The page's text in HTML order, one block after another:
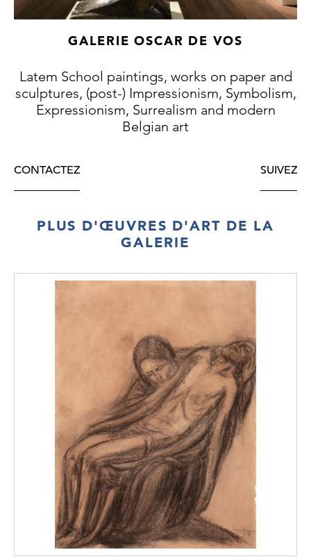
Steurs Fundatie, National Museums &
Galleries of Wales, 2002), no. 88, p. 191 (vgl.
werk uit 1918, Gent, MSK, inv.nr. 1922-A).
GALERIE OSCAR DE VOS
Latem School paintings, works on paper and
sculptures, (post-) Impressionism, Symbolism,
Expressionism, Surrealism and modern
Belgian art
CONTACTEZ SUIVEZ
PLUS D'ŒUVRES D'ART DE LA
GALERIE